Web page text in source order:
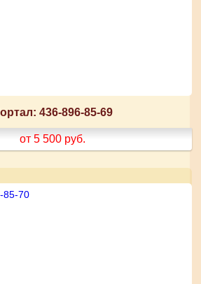
436-896-85-69
от 5 500 руб.